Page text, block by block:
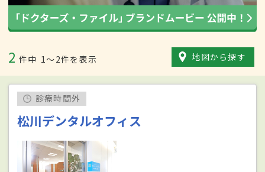
2 件中 1〜2件を表示 地図から探す
診療時間外
松川デンタルオフィス